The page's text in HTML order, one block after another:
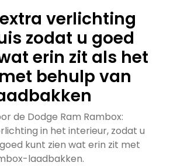
verlichting
zodat u goed
erin zit als het
behulp van
de Dodge Ram Rambox:
in het interieur, zodat u
kunt zien wat erin zit met
laadbakken.